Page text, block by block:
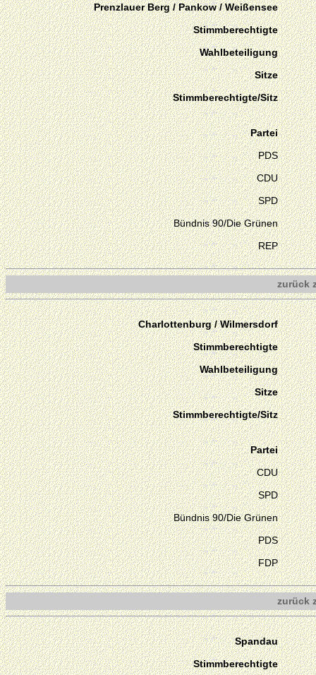
Prenzlauer Berg / Pankow / Weißensee
Stimmberechtigte
Wahlbeteiligung
Sitze
Stimmberechtigte/Sitz
Partei
PDS
CDU
SPD
Bündnis 90/Die Grünen
REP
zurück
Charlottenburg / Wilmersdorf
Stimmberechtigte
Wahlbeteiligung
Sitze
Stimmberechtigte/Sitz
Partei
CDU
SPD
Bündnis 90/Die Grünen
PDS
FDP
zurück
Spandau
Stimmberechtigte